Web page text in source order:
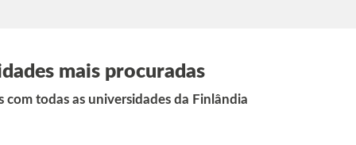
mais procuradas
com todas as universidades da Finlândia